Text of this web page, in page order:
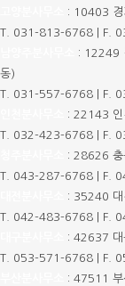
: 10403 경
T. 031-813-6768 F.
: 12249
동)
T. 031-557-6768 F.
: 22143 인
T. 032-423-6768 F.
: 28626 충
T. 043-287-6768 F.
: 35240 대
T. 042-483-6768 F.
: 42637 대
T. 053-571-6768 F.
: 47511 부